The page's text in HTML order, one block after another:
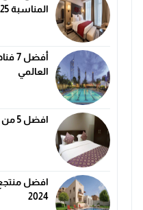
المناسبة 2025
العالمي
افضل 5 من فنادق الرياض الرخيصة
افضل منتجع
2024